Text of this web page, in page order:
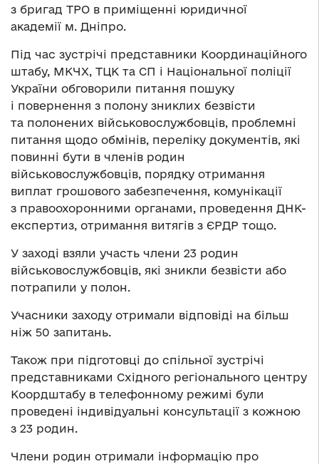
з бригад ТРО в приміщенні юридичної
академії м. Дніпро.
Під час зустрічі представники Координаційного
штабу, МКЧХ, ТЦК та СП і Національної поліції
України обговорили питання пошуку
і повернення з полону зниклих безвісти
та полонених військовослужбовців, проблемні
питання щодо обмінів, переліку документів, які
повинні бути в членів родин
військовослужбовців, порядку отримання
виплат грошового забезпечення, комунікації
з правоохоронними органами, проведення ДНК-
експертиз, отримання витягів з ЄРДР тощо.
У заході взяли участь члени 23 родин
військовослужбовців, які зникли безвісти або
потрапили у полон.
Учасники заходу отримали відповіді на більш
ніж 50 запитань.
Також при підготовці до спільної зустрічі
представниками Східного регіонального центру
Коордштабу в телефонному режимі були
проведені індивідуальні консультації з кожною
з 23 родин.
Члени родин отримали інформацію про